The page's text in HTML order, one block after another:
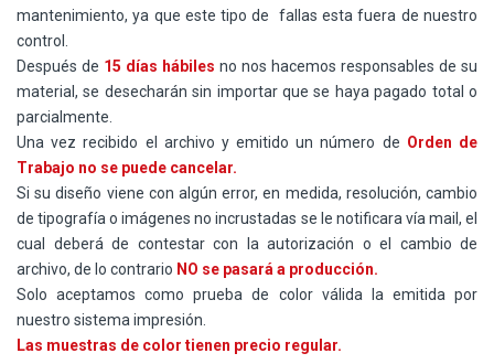
mantenimiento, ya que este tipo de fallas esta fuera de nuestro
control.
Después de 15 días hábiles no nos hacemos responsables de su
material, se desecharán sin importar que se haya pagado total o
parcialmente.
Una vez recibido el archivo y emitido un número de Orden de
Trabajo no se puede cancelar.
Si su diseño viene con algún error, en medida, resolución, cambio
de tipografía o imágenes no incrustadas se le notificara vía mail, el
cual deberá de contestar con la autorización o el cambio de
archivo, de lo contrario NO se pasará a producción.
Solo aceptamos como prueba de color válida la emitida por
nuestro sistema impresión.
Las muestras de color tienen precio regular.